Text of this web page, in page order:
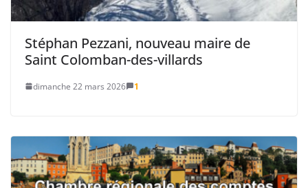
Stéphan Pezzani, nouveau maire de
Saint Colomban-des-villards
dimanche 22 mars 2026 1